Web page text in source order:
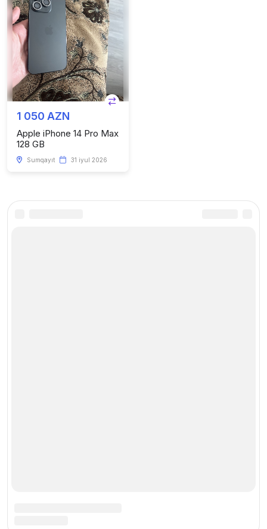
1 050 AZN
Apple iPhone 14 Pro Max
128 GB
Sumqayıt 31 iyul 2026